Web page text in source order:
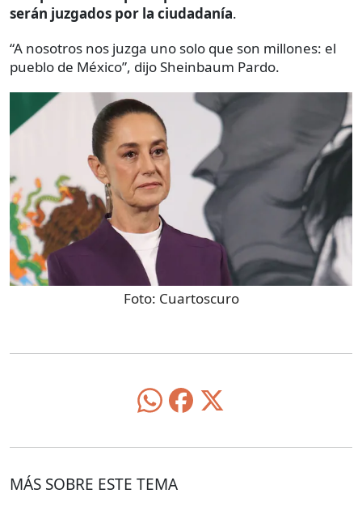
serán juzgados por la ciudadanía.
“A nosotros nos juzga uno solo que son millones: el
pueblo de México”, dijo Sheinbaum Pardo.
Foto: Cuartoscuro
MÁS SOBRE ESTE TEMA